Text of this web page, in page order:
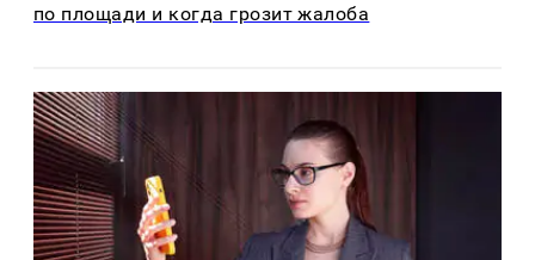
по площади и когда грозит жалоба